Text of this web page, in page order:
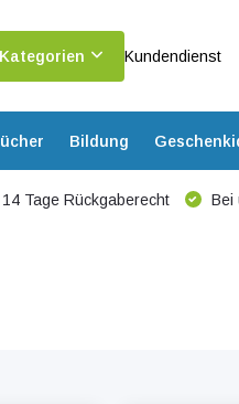
Kundendienst
Bildung
14 Tage Rückgaberecht Bei